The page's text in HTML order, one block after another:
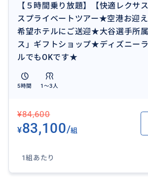
・サンタモニカ
・グリフィス天文台
・ハリウッド
・ビバリーヒルズ
などの行きたい所に連れて行くのは
・ウォルトディズニーゆかりのレス
・有名ローカルスポット、
【５時間乗り放題】【快適レクサ
スプライベートツアー★空港お迎
希望ホテルにご送迎★大谷選手所
ス」ギフトショップ★ディズニー
ルでもOKです★
5時間 1〜3人
¥84,600
¥83,100/組
1組あたり